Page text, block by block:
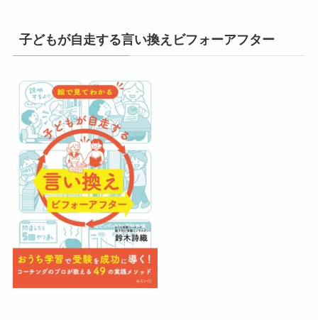
子どもが自走する言い換えビフォーアフター